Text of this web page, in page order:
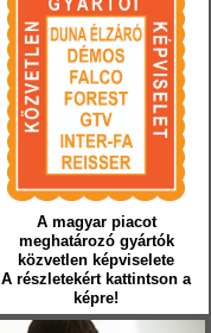
A magyar piacot
meghatározó gyártók
közvetlen képviselete
A részletekért kattintson a
képre!